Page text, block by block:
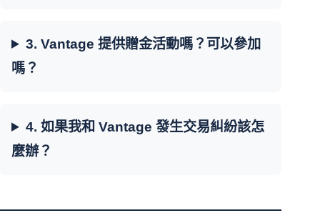
3. Vantage 提供贈金活動嗎？可以參加
嗎？
4. 如果我和 Vantage 發生交易糾紛該怎
麼辦？